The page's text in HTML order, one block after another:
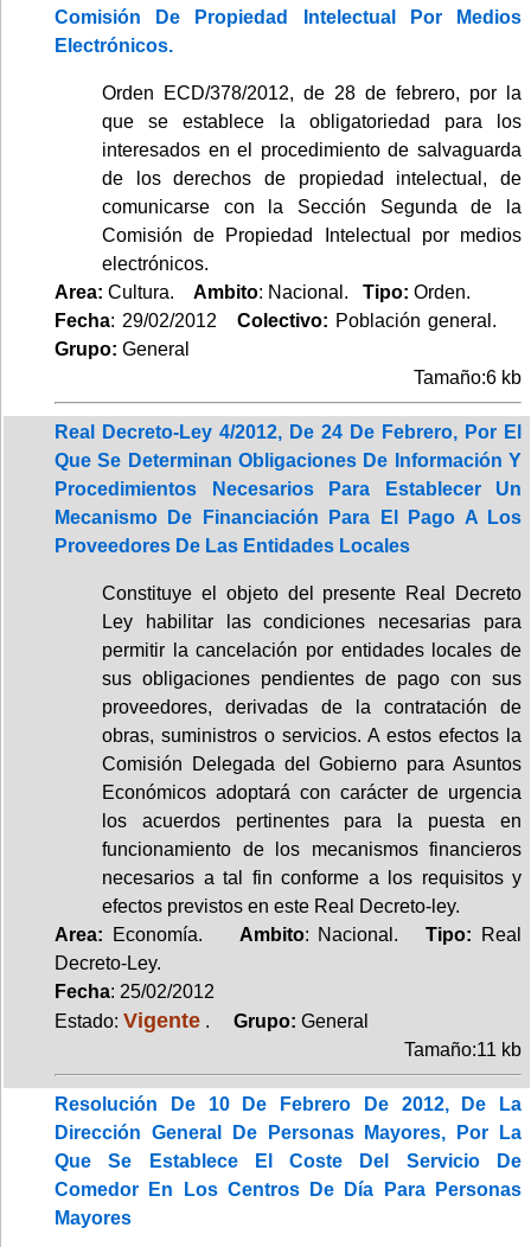
Comisión De Propiedad Intelectual Por Medios
Electrónicos.
Orden ECD/378/2012, de 28 de febrero, por la
que se establece la obligatoriedad para los
interesados en el procedimiento de salvaguarda
de los derechos de propiedad intelectual, de
comunicarse con la Sección Segunda de la
Comisión de Propiedad Intelectual por medios
electrónicos.
Area: Cultura. Ambito: Nacional. Tipo: Orden.
Fecha: 29/02/2012 Colectivo: Población general.
Grupo: General
Tamaño:6 kb
Real Decreto-Ley 4/2012, De 24 De Febrero, Por El
Que Se Determinan Obligaciones De Información Y
Procedimientos Necesarios Para Establecer Un
Mecanismo De Financiación Para El Pago A Los
Proveedores De Las Entidades Locales
Constituye el objeto del presente Real Decreto
Ley habilitar las condiciones necesarias para
permitir la cancelación por entidades locales de
sus obligaciones pendientes de pago con sus
proveedores, derivadas de la contratación de
obras, suministros o servicios. A estos efectos la
Comisión Delegada del Gobierno para Asuntos
Económicos adoptará con carácter de urgencia
los acuerdos pertinentes para la puesta en
funcionamiento de los mecanismos financieros
necesarios a tal fin conforme a los requisitos y
efectos previstos en este Real Decreto-ley.
Area: Economía. Ambito: Nacional.Tipo:
Real
Decreto-Ley.
Fecha: 25/02/2012
Estado: Vigente . Grupo: General
Tamaño:11 kb
Resolución De 10 De Febrero De 2012, De La
Dirección General De Personas Mayores, Por La
Que Se Establece El Coste Del Servicio De
Comedor En Los Centros De Día Para Personas
Mayores